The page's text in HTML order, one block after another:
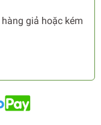
giả hoặc kém